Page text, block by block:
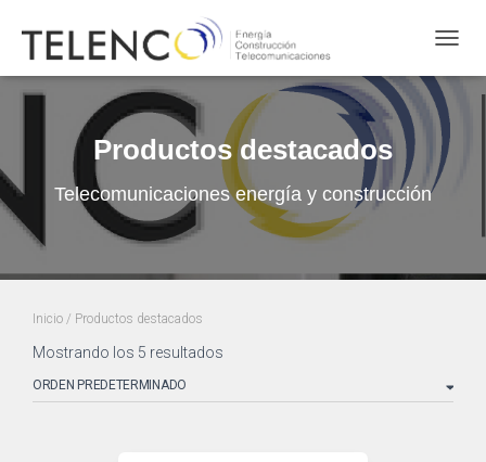
Productos destacados
Telecomunicaciones energía y construcción
Inicio / Productos destacados
Mostrando los 5 resultados